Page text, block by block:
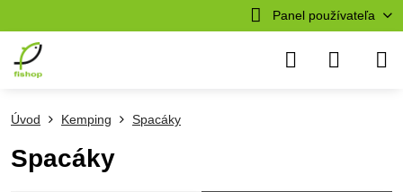
Panel používateľa
Úvod Kemping Spacáky
Spacáky